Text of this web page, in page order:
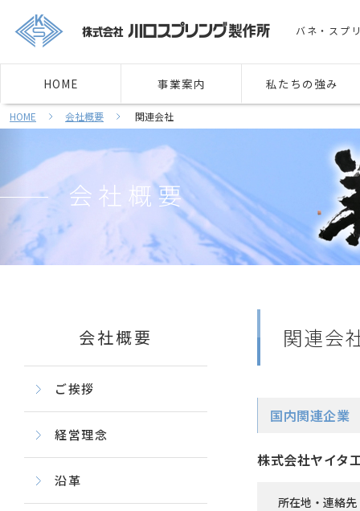
バネ・スプ
HOME 事業案内 私たちの強み
HOME 会社概要 関連会社
会社概要
関連会
国内関連企業
株式会社ヤイタ
所在地・連絡先
会社概要
ご挨拶
経営理念
沿革